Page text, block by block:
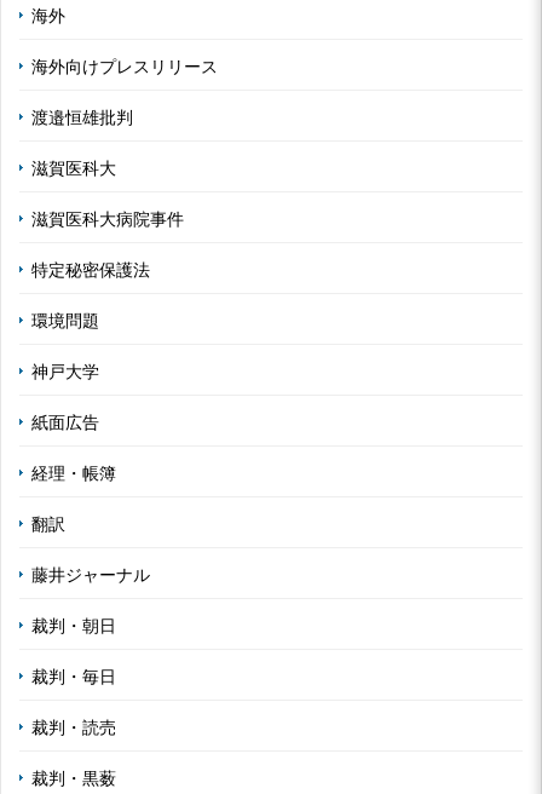
海外
海外向けプレスリリース
渡邉恒雄批判
滋賀医科大
滋賀医科大病院事件
特定秘密保護法
環境問題
神戸大学
紙面広告
経理・帳簿
翻訳
藤井ジャーナル
裁判・朝日
裁判・毎日
裁判・読売
裁判・黒薮